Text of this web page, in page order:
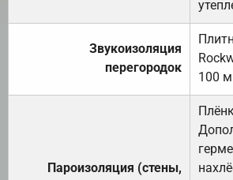
Звукоизоляция
перегородок
100
Пароизоляция (стены,